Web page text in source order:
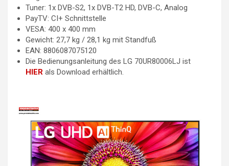
Tuner: 1x DVB-S2, 1x DVB-T2 HD, DVB-C, Analog
PayTV: CI+ Schnittstelle
VESA: 400 x 400 mm
Gewicht: 27,7 kg / 28,1 kg mit Standfuß
EAN: 8806087075120
Die Bedienungsanleitung des LG 70UR80006LJ ist
HIER als Download erhältlich.